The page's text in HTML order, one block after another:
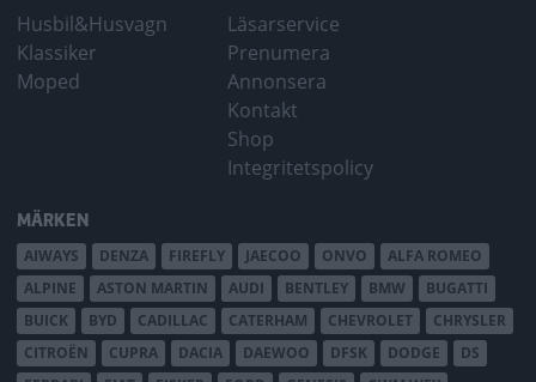
Husbil&Husvagn
Klassiker
Moped
Läsarservice
Prenumera
Annonsera
Kontakt
Shop
Integritetspolicy
MÄRKEN
AIWAYS DENZA FIREFLY JAECOO ONVO
ALFA ROMEO
ALPINE
ASTON MARTIN AUDI BENTLEY BMW
BUGATTI
BUICK
BYD CADILLAC CATERHAM CHEVROLET
CHRYSLER
CITROËN
CUPRA DACIA DAEWOO DFSK DODGE
DS